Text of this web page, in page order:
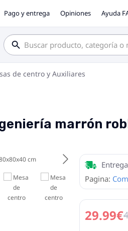
Pago y entrega Opiniones Ayuda
de centro y Auxiliares
marrón
Pagina:
29.99€